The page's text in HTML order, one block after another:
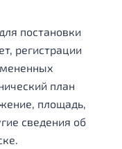
постановки
регистрации
план
площадь,
сведения об